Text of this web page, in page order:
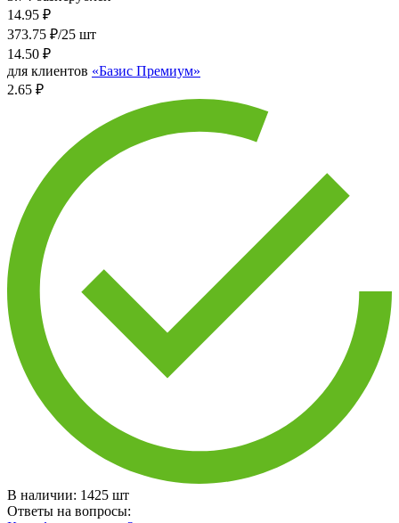
14.95 ₽
373.75 ₽/25 шт
14.50 ₽
для клиентов «Базис Премиум»
2.65 ₽
В наличии: 1425 шт
Ответы на вопросы: